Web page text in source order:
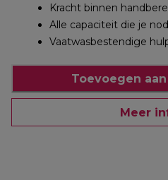
Kracht binnen
Alle capaciteit die je
Vaatwasbestendige
Toevoegen
Meer